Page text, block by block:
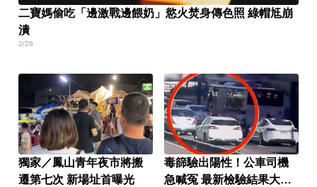
二寶媽偷吃「邊激戰邊餵奶」慾火焚身傳色照 綠帽尪崩
潰
2/26
獨家／鳳山青年夜市將搬
遷第七次 新場址首曝光
毒篩驗出陽性！公車司機
急喊冤 最新檢驗結果大逆